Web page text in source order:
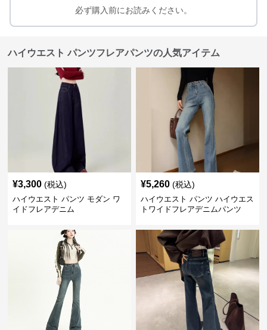
必ず購入前にお読みください。
ハイウエスト パンツフレアパンツの人気アイテム
¥3,300 (税込)
ハイウエスト パンツ モダン ワ
イドフレアデニム
¥5,260 (税込)
ハイウエスト パンツ ハイウエス
トワイドフレアデニムパンツ